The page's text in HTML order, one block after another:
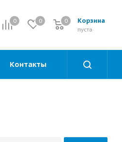
0 0 Корзина
0
пуста
0
Контакты